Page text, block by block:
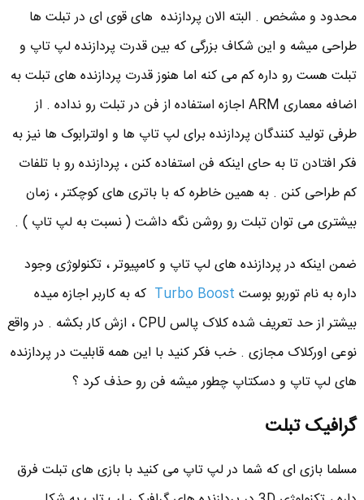
محدود و مشخص . البته الان پردازنده های قوی ای در تبلت ها
طراحی میشه و این شکاف بزرگی که بین قدرت پردازنده لپ تاپ و
تبلت هست رو داره کم می کنه اما هنوز قدرت پردازنده های تبلت به
اضافه معماری ARM اجازه استفاده از فن در تبلت رو نداده . از
طرفی تولید کنندگان پردازنده برای لپ تاپ ها و اولترابوک ها نیز به
فکر افتادن تا به حای اینکه فن استفاده کنن ، پردازنده رو با تلفات
کم طراحی کنن . به همین خاطره که با باتری های کوچکتر ، زمان
بیشتری می توان تبلت رو روشن نگه داشت ( نسبت به لپ تاپ ) .
ضمن اینکه در پردازنده های لپ تاپ و کامپیوتر ، تکنولوژی وجود
داره به نام توربو بوست Turbo Boost که به کاربر اجازه میده
بیشتر از حد تعریف شده کلاک پالس CPU ، ازش کار بکشه . در واقع
نوعی اورکلاک مجازی . خب فکر کنید با این همه قابلیت در پردازنده
های لپ تاپ و دسکتاپ چطور میشه فن رو حذف کرد ؟
گرافیک تبلت
مسلما بازی ای که شما در لپ تاپ می کنید با بازی های تبلت فرق